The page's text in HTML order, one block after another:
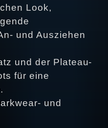
Look,
und Ausziehen
und der Plateau-
für eine
und